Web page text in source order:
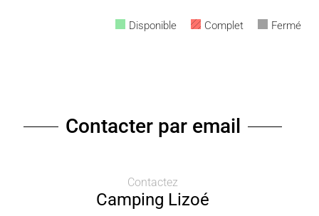
Disponible Complet Fermé
Contacter par email
Contactez
Camping Lizoé